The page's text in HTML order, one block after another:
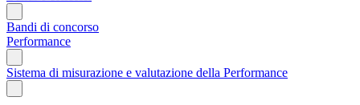
Bandi di concorso
Performance
Sistema di misurazione e valutazione della Performance